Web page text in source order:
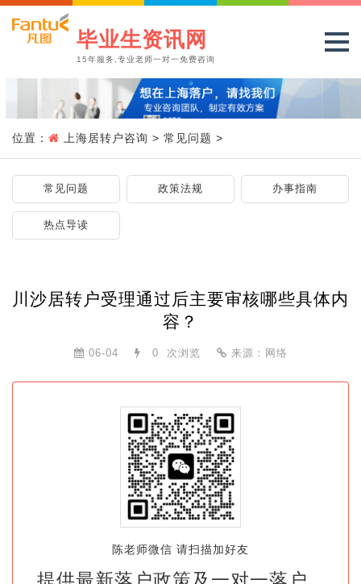
毕业生资讯网
15年服务,专业老师一对一免费咨询
位置： 上海居转户咨询 > 常见问题 >
常见问题 政策法规 办事指南
热点导读
川沙居转户受理通过后主要审核哪些具体内
容？
06-04 0 次浏览 来源：网络
陈老师微信 请扫描加好友